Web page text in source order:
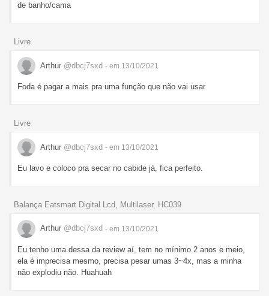
de banho/cama
Livre
Arthur @dbcj7sxd - em 13/10/2021
Foda é pagar a mais pra uma função que não vai usar
Livre
Arthur @dbcj7sxd - em 13/10/2021
Eu lavo e coloco pra secar no cabide já, fica perfeito.
Balança Eatsmart Digital Lcd, Multilaser, HC039
Arthur @dbcj7sxd - em 13/10/2021
Eu tenho uma dessa da review aí, tem no mínimo 2 anos e meio,
ela é imprecisa mesmo, precisa pesar umas 3~4x, mas a minha
não explodiu não. Huahuah